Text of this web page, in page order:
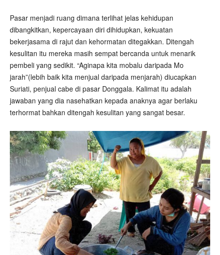
Pasar menjadi ruang dimana terlihat jelas kehidupan
dibangkitkan, kepercayaan diri dihidupkan, kekuatan
bekerjasama di rajut dan kehormatan ditegakkan. Ditengah
kesulitan itu mereka masih sempat bercanda untuk menarik
pembeli yang sedikit. “Aginapa kita mobalu daripada Mo
jarah”(lebih baik kita menjual daripada menjarah) diucapkan
Suriati, penjual cabe di pasar Donggala. Kalimat itu adalah
jawaban yang dia nasehatkan kepada anaknya agar berlaku
terhormat bahkan ditengah kesulitan yang sangat besar.